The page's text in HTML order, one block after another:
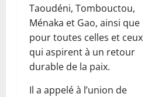
Taoudéni, Tombouctou,
Ménaka et Gao, ainsi que
pour toutes celles et ceux
qui aspirent à un retour
durable de la paix.
Il a appelé à l’union de